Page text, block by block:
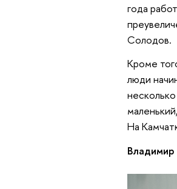
года
Солодов.
Кроме
люди
На